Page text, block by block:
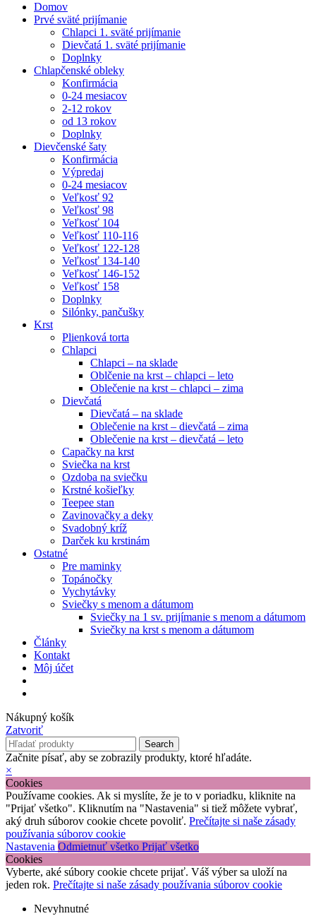
Domov
Prvé sväté prijímanie
Chlapci 1. sväté prijímanie
Dievčatá 1. sväté prijímanie
Doplnky
Chlapčenské obleky
Konfirmácia
0-24 mesiacov
2-12 rokov
od 13 rokov
Doplnky
Dievčenské šaty
Konfirmácia
Výpredaj
0-24 mesiacov
Veľkosť 92
Veľkosť 98
Veľkosť 104
Veľkosť 110-116
Veľkosť 122-128
Veľkosť 134-140
Veľkosť 146-152
Veľkosť 158
Doplnky
Silónky, pančušky
Krst
Plienková torta
Chlapci
Chlapci – na sklade
Oblčenie na krst – chlapci – leto
Oblečenie na krst – chlapci – zima
Dievčatá
Dievčatá – na sklade
Oblečenie na krst – dievčatá – zima
Oblečenie na krst – dievčatá – leto
Capačky na krst
Sviečka na krst
Ozdoba na sviečku
Krstné košieľky
Teepee stan
Zavinovačky a deky
Svadobný kríž
Darček ku krstinám
Ostatné
Pre maminky
Topánočky
Vychytávky
Sviečky s menom a dátumom
Sviečky na 1 sv. prijímanie s menom a dátumom
Sviečky na krst s menom a dátumom
Články
Kontakt
Môj účet
Nákupný košík
Zatvoriť
Search
Začnite písať, aby se zobrazily produkty, ktoré hľadáte.
×
Cookies
Používame cookies. Ak si myslíte, že je to v poriadku, kliknite na
"Prijať všetko". Kliknutím na "Nastavenia" si tiež môžete vybrať,
aký druh súborov cookie chcete povoliť. Prečítajte si naše zásady
používania súborov cookie
Nastavenia Odmietnuť všetko Prijať všetko
Cookies
Vyberte, aké súbory cookie chcete prijať. Váš výber sa uloží na
jeden rok. Prečítajte si naše zásady používania súborov cookie
Nevyhnutné